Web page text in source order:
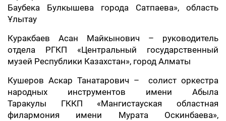
Баубека Булкышева города Сатпаева», область
Ұлытау
Куракбаев Асан Майкынович – руководитель
отдела РГКП «Центральный государственный
музей Республики Казахстан», город Алматы
Кушеров Аскар Танатарович – солист оркестра
народных инструментов имени Абыла
Таракулы ГККП «Мангистауская областная
филармония имени Мурата Оскинбаева»,